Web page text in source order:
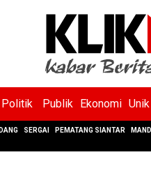
Politik Publik Ekonomi Unik
SERGAI PEMATANG SIANTAR